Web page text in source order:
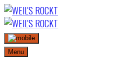
Skip
to
content
Menu